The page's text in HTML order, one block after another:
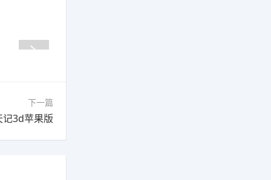
下一篇
记3d苹果版